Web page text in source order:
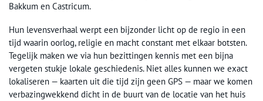
Bakkum en Castricum.
Hun levensverhaal werpt een bijzonder licht op de regio in een
tijd waarin oorlog, religie en macht constant met elkaar botsten.
Tegelijk maken we via hun bezittingen kennis met een bijna
vergeten stukje lokale geschiedenis. Niet alles kunnen we exact
lokaliseren — kaarten uit die tijd zijn geen GPS — maar we komen
verbazingwekkend dicht in de buurt van de locatie van het huis